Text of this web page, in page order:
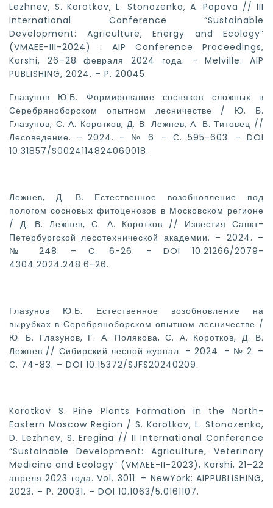
Lezhnev, S. Korotkov, L. Stonozenko, A. Popova // III
International Conference “Sustainable
Development: Agriculture, Energy and Ecology”
(VMAEE-III-2024) : AIP Conference Proceedings,
Karshi, 26–28 февраля 2024 года. – Melville: AIP
PUBLISHING, 2024. – P. 20045.
Глазунов Ю.Б. Формирование сосняков сложных в
Серебряноборском опытном лесничестве / Ю. Б.
Глазунов, С. А. Коротков, Д. В. Лежнев, А. В. Титовец //
Лесоведение. – 2024. – № 6. – С. 595-603. – DOI
10.31857/S0024114824060018.
Лежнев, Д. В. Естественное возобновление под
пологом сосновых фитоценозов в Московском регионе
/ Д. В. Лежнев, С. А. Коротков // Известия Санкт-
Петербургской лесотехнической академии. – 2024. –
№ 248. – С. 6-26. – DOI 10.21266/2079-
4304.2024.248.6-26.
Глазунов Ю.Б. Естественное возобновление на
вырубках в Серебряноборском опытном лесничестве /
Ю. Б. Глазунов, Г. А. Полякова, С. А. Коротков, Д. В.
Лежнев // Сибирский лесной журнал. – 2024. – № 2. –
С. 74-83. – DOI 10.15372/SJFS20240209.
Korotkov S. Pine Plants Formation in the North-
Eastern Moscow Region / S. Korotkov, L. Stonozenko,
D. Lezhnev, S. Eregina // II International Conference
“Sustainable Development: Agriculture, Veterinary
Medicine and Ecology” (VMAEE-II-2023), Karshi, 21–22
апреля 2023 года. Vol. 3011. – NewYork: AIPPUBLISHING,
2023. – P. 20031. – DOI 10.1063/5.0161107.